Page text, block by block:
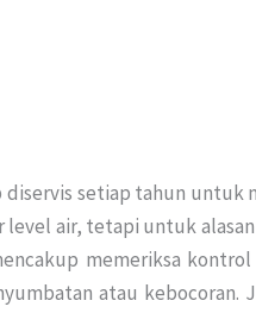
setiap tahun untuk
air, tetapi untuk
memeriksa
atau